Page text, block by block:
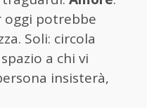
oggi potrebbe
Soli: circola
a chi vi
insisterà,